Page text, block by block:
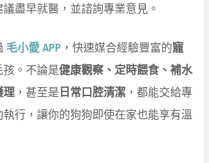
盡早就醫，並諮詢專業意見。
毛小愛 APP ，快速媒合經驗豐富的寵
。不論是健康觀察、定時餵食、補水
理 ，甚至是日常口腔清潔 ，都能交給專
執行，讓你的狗狗即使在家也能享有溫